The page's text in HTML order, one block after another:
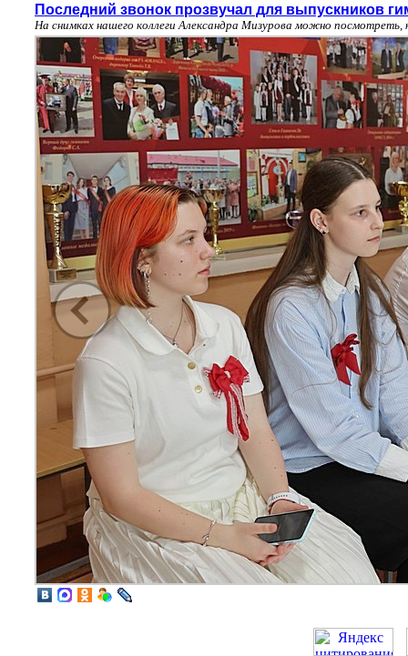
Последний звонок прозвучал для выпускников
На снимках нашего коллеги Александра Мизурова можно посмотреть,